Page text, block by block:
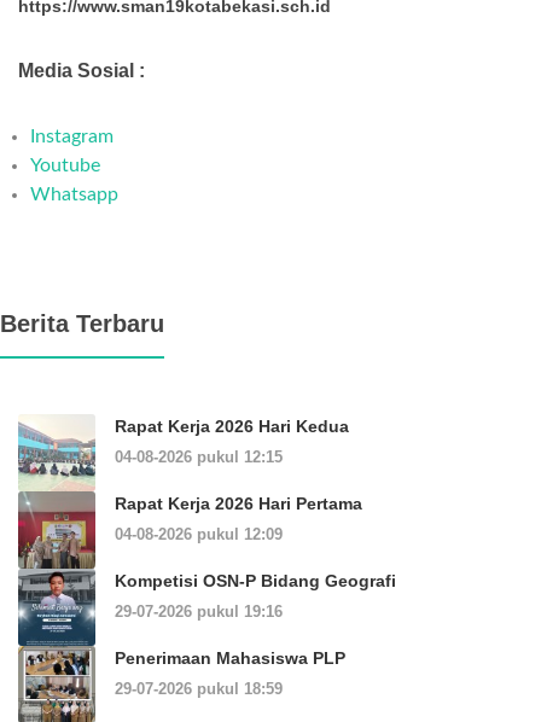
https://www.sman19kotabekasi.sch.id
Media Sosial :
Instagram
Youtube
Whatsapp
Berita Terbaru
Rapat Kerja 2026 Hari Kedua
04-08-2026 pukul 12:15
Rapat Kerja 2026 Hari Pertama
04-08-2026 pukul 12:09
Kompetisi OSN-P Bidang Geografi
29-07-2026 pukul 19:16
Penerimaan Mahasiswa PLP
29-07-2026 pukul 18:59